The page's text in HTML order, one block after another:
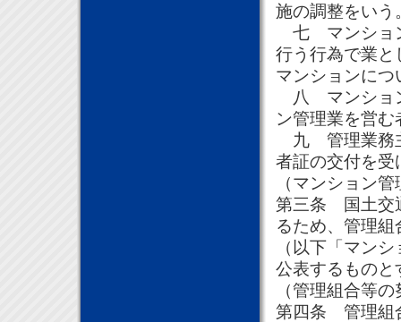
施の調整をいう
七 マンショ
行う行為で業と
マンションに
八 マンショ
ン管理業を営む
九 管理業務
者証の交付を受
（マンション
第三条 国土交
るため、管理
（以下「マン
公表するものと
（管理組合等
第四条 管理組